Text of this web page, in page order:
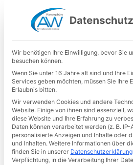
Wir benötigen Ihre Einwilligung, bevor Sie
besuchen können.
Wenn Sie unter 16 Jahre alt sind und Ihre
Services geben möchten, müssen Sie Ihre
Erlaubnis bitten.
Wir verwenden Cookies und andere
Website. Einige von ihnen sind essenziell,
diese Website und Ihre Erfahrung zu
Daten können verarbeitet werden (z. B. IP-
personalisierte Anzeigen und Inhalte oder
und Inhalten. Weitere Informationen über
finden Sie in unserer Datenschutzerklärung
Verpflichtung, in die Verarbeitung Ihrer